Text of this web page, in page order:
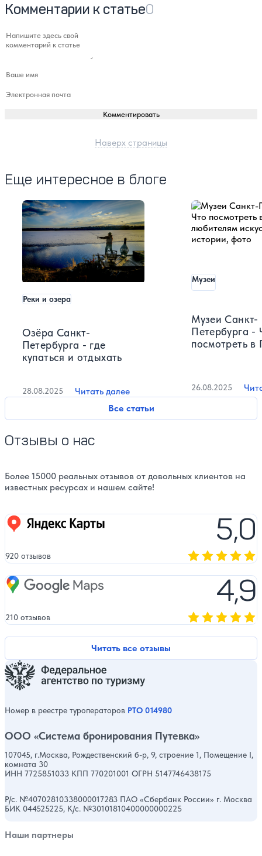
Комментарии к статье0
Напишите здесь свой комментарий к статье
Ваше имя
Электронная почта
Комментировать
Наверх страницы
Еще интересное в блоге
Все статьи
Озёра Санкт-
Петербурга - где
купаться и отдыхать
Реки и озера
28.08.2025 Читать далее
Музеи Санкт-
Петербурга -
посмотреть в
Музеи
26.08.2025
Отзывы о нас
Более 15000 реальных отзывов от довольных клиентов на
известных ресурсах и нашем сайте!
Читать все отзывы
Яндекс карты 5,0
920 отзывов
Google Maps 4,9
210 отзывов
Номер в реестре туроператоров РТО 014980
ООО «Система бронирования Путевка»
107045, г.Москва, Рождественский б-р, 9, строение 1, Помещение I,
комната 30
ИНН 7725851033 КПП 770201001 ОГРН 5147746438175
Р/с. №40702810338000017283 ПАО «Сбербанк России» г. Москва
БИК 044525225, К/с. №30101810400000000225
Наши партнеры